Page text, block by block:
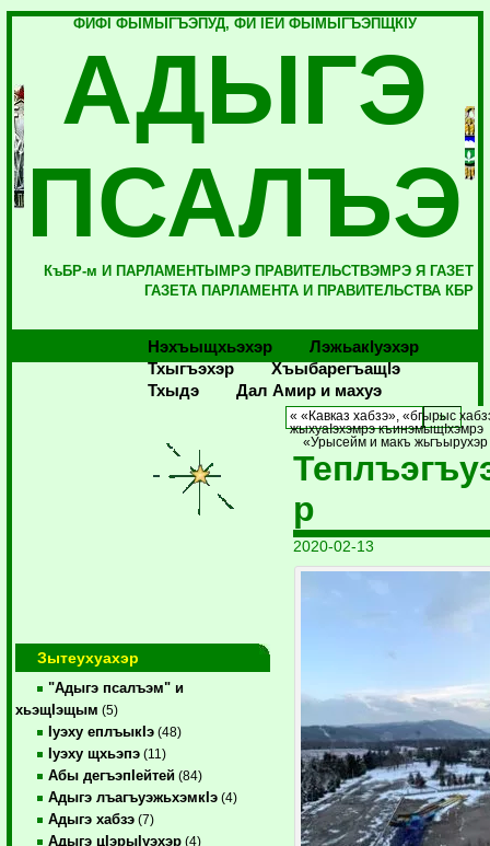
ФИФI ФЫМЫГЪЭПУД, ФИ IЕЙ ФЫМЫГЪЭПЩКIУ
АДЫГЭ
ПСАЛЪЭ
КъБР-м И ПАРЛАМЕНТЫМРЭ ПРАВИТЕЛЬСТВЭМРЭ Я ГАЗЕТ
ГАЗЕТА ПАРЛАМЕНТА И ПРАВИТЕЛЬСТВА КБР
Нэхъыщхьэхэр
Лэжьакlуэхэр
Тхыгъэхэр
Хъыбарегъащlэ
Тхыдэ
Дал Амир и махуэ
Зытеухуахэр
"Адыгэ псалъэм" и
хьэщIэщым (5)
Iуэху еплъыкIэ (48)
Iуэху щхьэпэ (11)
Абы дегъэпIейтей (84)
Адыгэ лъагъуэжьхэмкIэ (4)
Адыгэ хабзэ (7)
Адыгэ цIэрыIуэхэр (4)
« «Кавказ хабзэ», «бгырыс
жыхуаIэхэмрэ къинэмыщIхэмрэ
«Урысейм и макъ
р
2020-02-13